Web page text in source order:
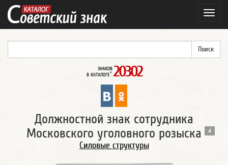
ЗНАКОВ
В КАТАЛОГЕ*: 20302
Должностной знак сотрудника
Московского уголовного розыска
4
Силовые структуры